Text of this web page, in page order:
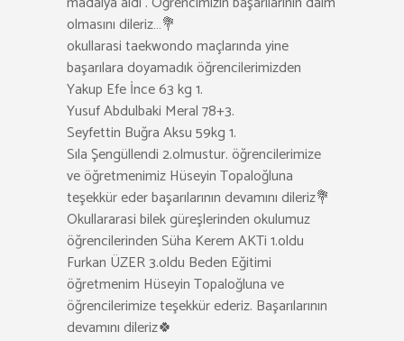
olmasını dileriz…💐
okullarasi taekwondo maçlarında yine
başarılara doyamadık öğrencilerimizden
Yakup Efe İnce 63 kg 1.
Yusuf Abdulbaki Meral 78+3.
Seyfettin Buğra Aksu 59kg 1.
Sıla Şengüllendi 2.olmustur. öğrencilerimize
ve öğretmenimiz Hüseyin Topaloğluna
teşekkür eder başarılarının devamını dileriz💐
Okullararasi bilek güreşlerinden okulumuz
öğrencilerinden Süha Kerem AKTi 1.oldu
Furkan ÜZER 3.oldu Beden Eğitimi
öğretmenim Hüseyin Topaloğluna ve
öğrencilerimize teşekkür ederiz. Başarılarının
devamını dileriz🍀